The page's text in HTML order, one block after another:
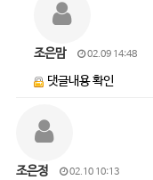
조은맘 02.09 14:48
댓글내용 확인
조은정 02.10 10:13